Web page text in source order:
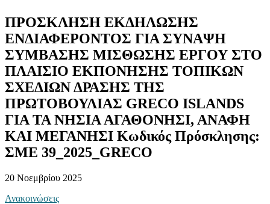
ΠΡΟΣΚΛΗΣΗ ΕΚΔΗΛΩΣΗΣ
ΕΝΔΙΑΦΕΡΟΝΤΟΣ ΓΙΑ ΣΥΝΑΨΗ
ΣΥΜΒΑΣΗΣ ΜΙΣΘΩΣΗΣ ΕΡΓΟΥ ΣΤΟ
ΠΛΑΙΣΙΟ ΕΚΠΟΝΗΣΗΣ ΤΟΠΙΚΩΝ
ΣΧΕΔΙΩΝ ΔΡΑΣΗΣ ΤΗΣ
ΠΡΩΤΟΒΟΥΛΙΑΣ GRECO ISLANDS
ΓΙΑ ΤΑ ΝΗΣΙΑ ΑΓΑΘΟΝΗΣΙ, ΑΝΑΦΗ
ΚΑΙ ΜΕΓΑΝΗΣΙ Κωδικός Πρόσκλησης:
ΣΜΕ 39_2025_GRECO
20 Νοεμβρίου 2025
Ανακοινώσεις